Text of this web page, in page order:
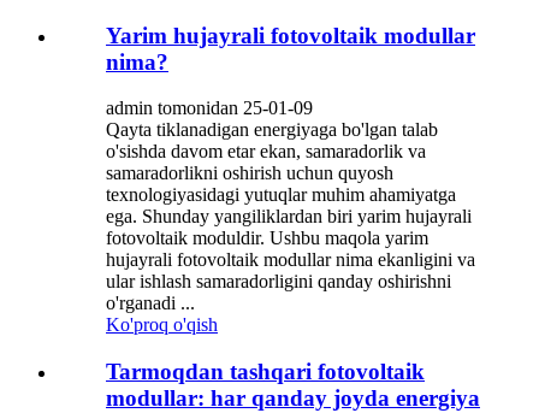
Yarim hujayrali fotovoltaik modullar
nima?
admin tomonidan 25-01-09
Qayta tiklanadigan energiyaga bo'lgan talab
o'sishda davom etar ekan, samaradorlik va
samaradorlikni oshirish uchun quyosh
texnologiyasidagi yutuqlar muhim ahamiyatga
ega. Shunday yangiliklardan biri yarim hujayrali
fotovoltaik moduldir. Ushbu maqola yarim
hujayrali fotovoltaik modullar nima ekanligini va
ular ishlash samaradorligini qanday oshirishni
o'rganadi ...
Ko'proq o'qish
Tarmoqdan tashqari fotovoltaik
modullar: har qanday joyda energiya